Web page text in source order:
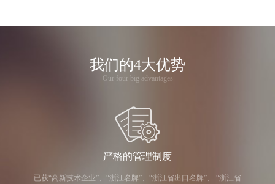
我们的4大优势
Our four big advantages
严格的管理制度
已获“高新技术企业”、“浙江名牌”、“浙江省出口名牌”、 “浙江省